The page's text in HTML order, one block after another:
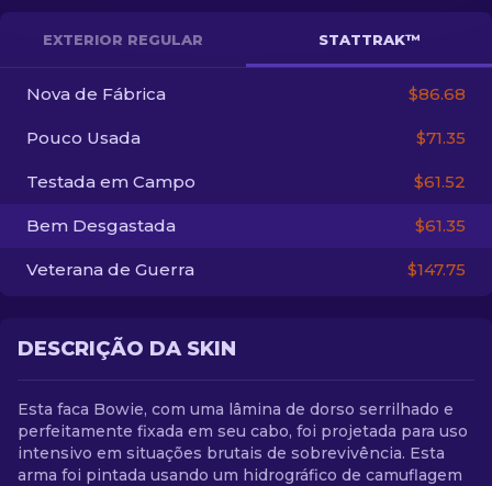
Outro
PT-BR
EXTERIOR REGULAR STATTRAK™
Nova de Fábrica $86.68
Pouco Usada $71.35
Testada em Campo $61.52
Bem Desgastada $61.35
Veterana de Guerra $147.75
DESCRIÇÃO DA SKIN
Esta faca Bowie, com uma lâmina de dorso serrilhado e
perfeitamente fixada em seu cabo, foi projetada para uso
intensivo em situações brutais de sobrevivência. Esta
arma foi pintada usando um hidrográfico de camuflagem